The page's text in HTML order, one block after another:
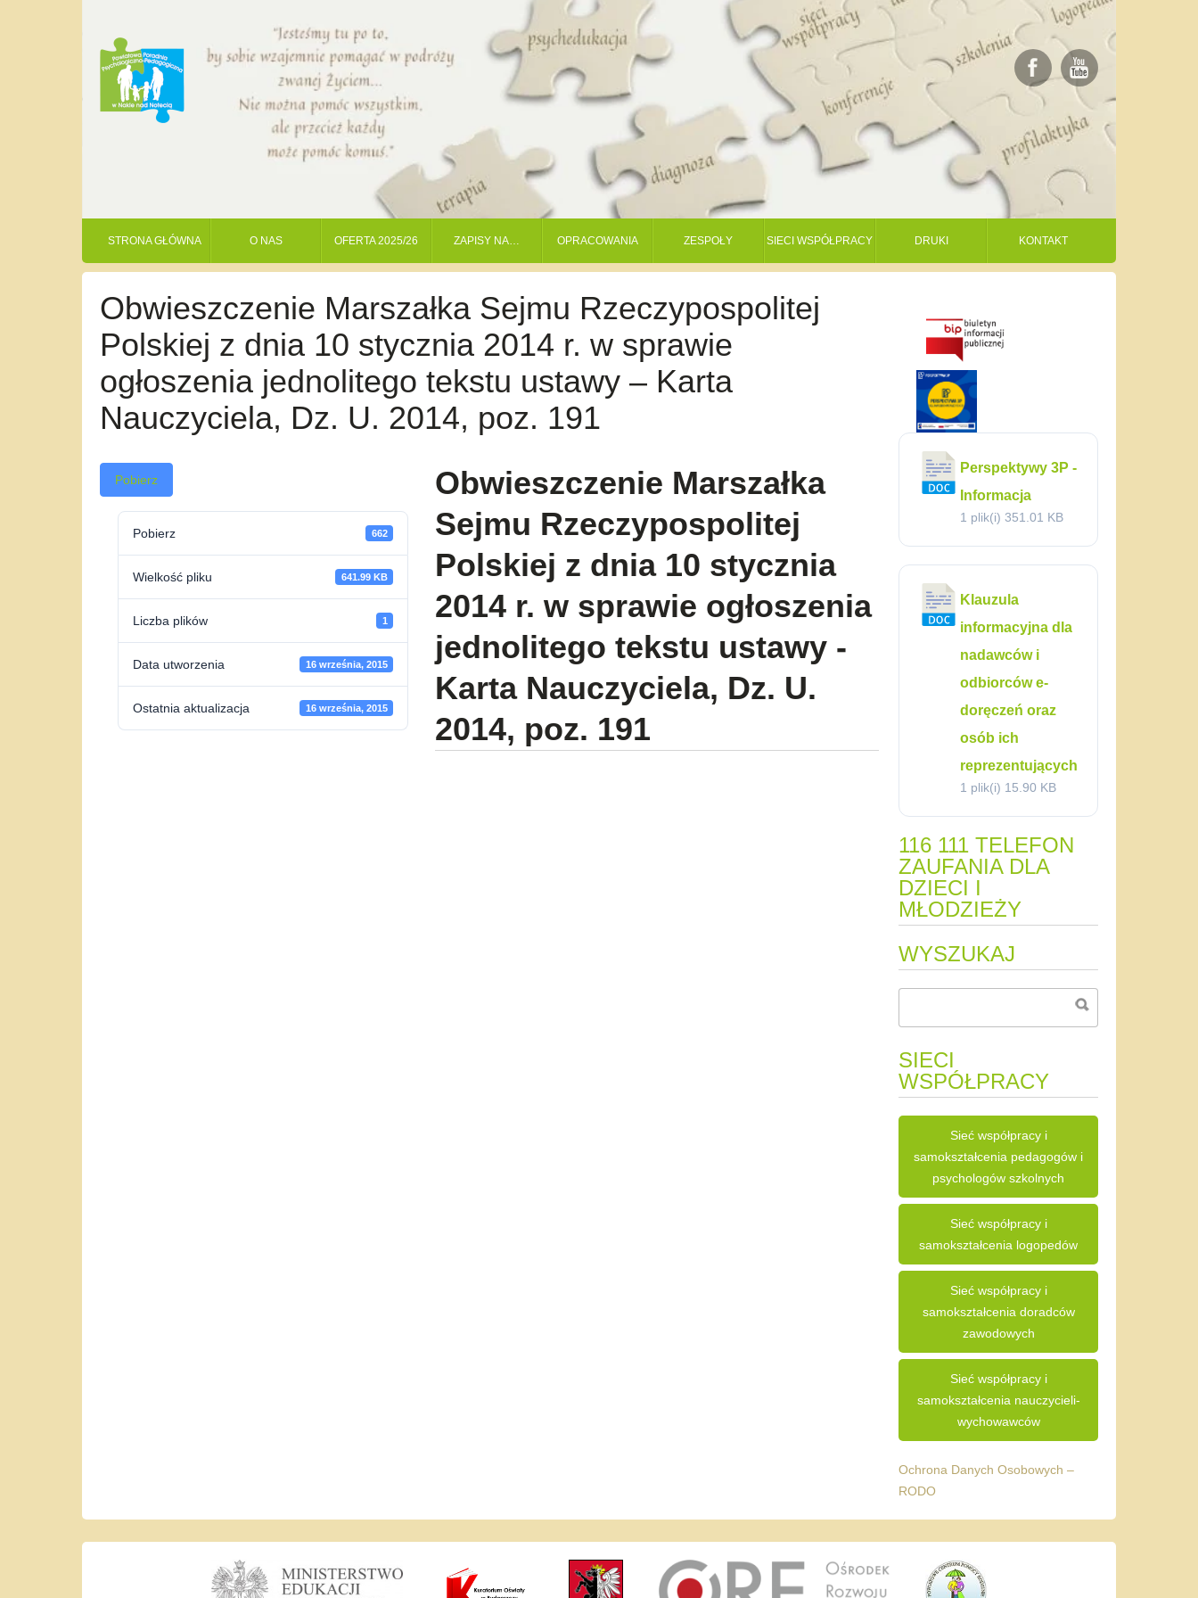
STRONA GŁÓWNA O NAS OFERTA 2025/26 ZAPISY NA… OPRACOWANIA ZESPOŁY SIECI WSPÓŁPRACY DRUKI KONTAKT
Obwieszczenie Marszałka Sejmu Rzeczypospolitej
Polskiej z dnia 10 stycznia 2014 r. w sprawie
ogłoszenia jednolitego tekstu ustawy – Karta
Nauczyciela, Dz. U. 2014, poz. 191
Pobierz
Pobierz 662
Wielkość pliku 641.99 KB
Liczba plików 1
Data utworzenia 16 września, 2015
Ostatnia aktualizacja 16 września, 2015
Obwieszczenie Marszałka
Sejmu Rzeczypospolitej
Polskiej z dnia 10 stycznia
2014 r. w sprawie ogłoszenia
jednolitego tekstu ustawy -
Karta Nauczyciela, Dz. U.
2014, poz. 191
Perspektywy 3P -
Informacja
1 plik(i) 351.01 KB
Klauzula
informacyjna dla
nadawców i
odbiorców e-
doręczeń oraz
osób ich
reprezentujących
1 plik(i) 15.90 KB
116 111 TELEFON
ZAUFANIA DLA
DZIECI I
MŁODZIEŻY
WYSZUKAJ
SIECI
WSPÓŁPRACY
Sieć współpracy i
samokształcenia pedagogów i
psychologów szkolnych
Sieć współpracy i
samokształcenia logopedów
Sieć współpracy i
samokształcenia doradców
zawodowych
Sieć współpracy i
samokształcenia nauczycieli-
wychowawców
Ochrona Danych Osobowych –
RODO